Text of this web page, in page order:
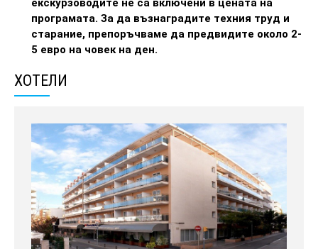
екскурзоводите не са включени в цената на
програмата. За да възнаградите техния труд и
старание, препоръчваме да предвидите около 2-
5 евро на човек на ден.
ХОТЕЛИ